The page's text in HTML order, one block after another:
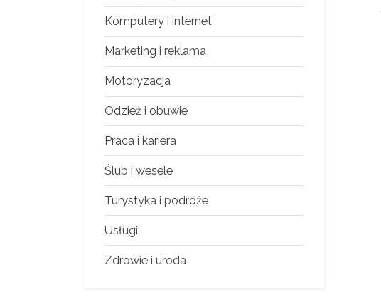
Komputery i internet
Marketing i reklama
Motoryzacja
Odzież i obuwie
Praca i kariera
Ślub i wesele
Turystyka i podróże
Usługi
Zdrowie i uroda